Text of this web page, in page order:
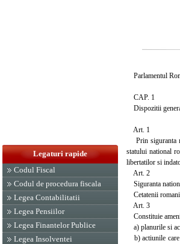
Legaturi rapide
Codul Fiscal
Codul de procedura fiscala
Legea Contabilitatii
Legea Pensiilor
Legea Finantelor Publice
Legea Insolventei
Parlamentul
CAP. 1
Dispozitii
Art. 1
Prin siguranta
statului national
libertatilor si
Art. 2
Siguranta
Cetatenii
Art. 3
Constituie
a) planurile si
b) actiunile care